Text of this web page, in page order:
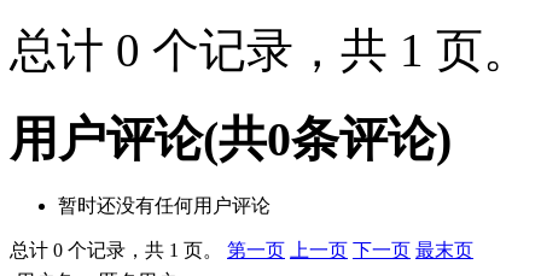
总计 0 个记录，共 1 页。
用户评论(共0条评论)
暂时还没有任何用户评论
总计 0 个记录，共 1 页。 第一页 上一页 下一页 最末页